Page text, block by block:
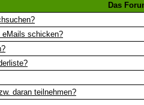
Das
eMails schicken?
daran teilnehmen?